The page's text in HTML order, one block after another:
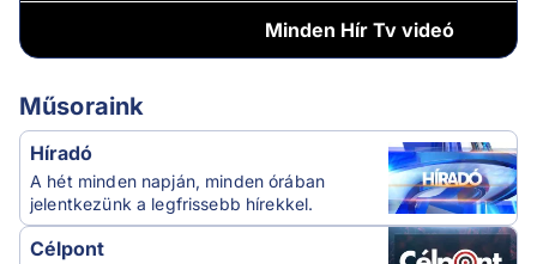
Minden Hír Tv videó
Műsoraink
Híradó
A hét minden napján, minden órában
jelentkezünk a legfrissebb hírekkel.
Célpont